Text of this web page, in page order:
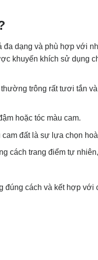
đa dạng và phù hợp với
khuyến khích sử dụng
trông rất tươi tắn
hoặc tóc màu cam.
đất là sự lựa chọn
cách trang điểm tự
cách và kết hợp với